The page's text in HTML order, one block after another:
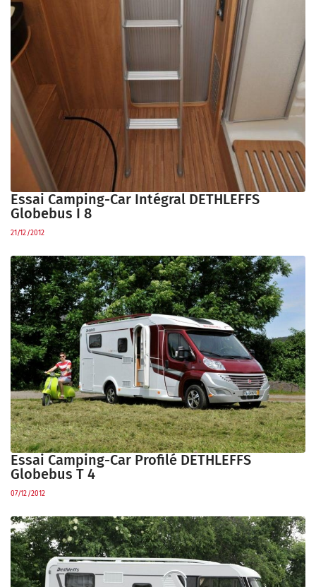
Essai Camping-Car Intégral DETHLEFFS
Globebus I 8
21/12/2012
Essai Camping-Car Profilé DETHLEFFS
Globebus T 4
07/12/2012